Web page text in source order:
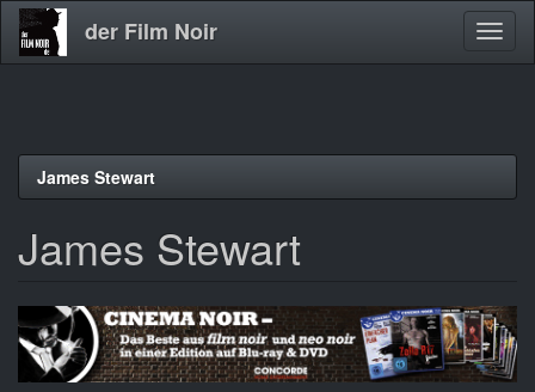
Direkt
der Film Noir
James Stewart
James Stewart